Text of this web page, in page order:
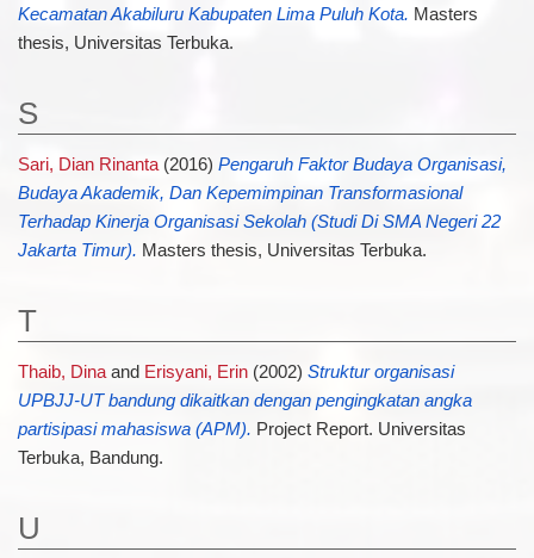
Kecamatan Akabiluru Kabupaten Lima Puluh Kota. Masters
thesis, Universitas Terbuka.
S
Sari, Dian Rinanta(2016) Pengaruh Faktor Budaya Organisasi,
Budaya Akademik, Dan Kepemimpinan Transformasional
Terhadap Kinerja Organisasi Sekolah (Studi Di SMA Negeri 22
Jakarta Timur). Masters thesis, Universitas Terbuka.
T
Thaib, Dinaand Erisyani, Erin(2002) Struktur organisasi
UPBJJ-UT bandung dikaitkan dengan pengingkatan angka
partisipasi mahasiswa (APM). Project Report. Universitas
Terbuka, Bandung.
U